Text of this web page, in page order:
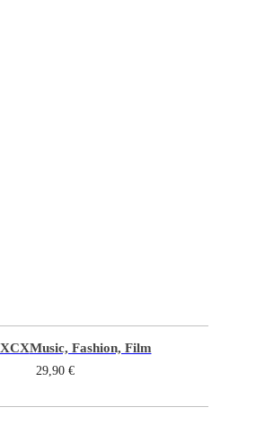
Music, Fashion, Film
29,90 €